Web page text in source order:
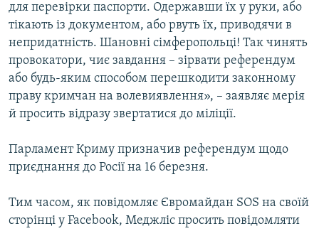
для перевірки паспорти. Одержавши їх у руки, або
тікають із документом, або рвуть їх, приводячи в
непридатність. Шановні сімферопольці! Так чинять
провокатори, чиє завдання – зірвати референдум
або будь-яким способом перешкодити законному
праву кримчан на волевиявлення», – заявляє мерія
й просить відразу звертатися до міліції.
Парламент Криму призначив референдум щодо
приєднання до Росії на 16 березня.
Тим часом, як повідомляє Євромайдан SOS на своїй
сторінці у Facebook, Меджліс просить повідомляти